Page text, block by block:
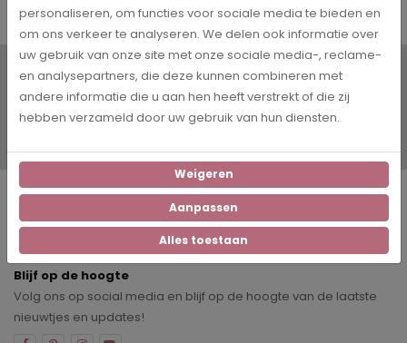
Wil je op de hoogte blijven? Schrijf je dan in voor onze
digitale nieuwsbrief!
Service
Blijf op de hoogte
Volg ons op social media en blijf op de hoogte van de laatste
nieuwtjes en updates!
personaliseren, om functies voor sociale media te bieden en
om ons verkeer te analyseren. We delen ook informatie over
uw gebruik van onze site met onze sociale media-, reclame-
en analysepartners, die deze kunnen combineren met
andere informatie die u aan hen heeft verstrekt of die zij
hebben verzameld door uw gebruik van hun diensten.
Weigeren
Aanpassen
Alles toestaan